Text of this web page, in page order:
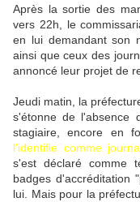
Après la sortie des
vers 22h, le
en lui demandant son
ainsi que ceux des
annoncé leur projet de
Jeudi matin, la
s'étonne de l'absence
stagiaire, encore en
l'identifie comme
s'est déclaré comme
badges d'accréditation
lui. Mais pour la